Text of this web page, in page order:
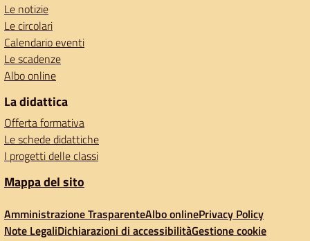
Le notizie
Le circolari
Calendario eventi
Le scadenze
Albo online
La didattica
Offerta formativa
Le schede didattiche
I progetti delle classi
Mappa del sito
Amministrazione TrasparenteAlbo onlinePrivacy Policy
Note LegaliDichiarazioni di accessibilitàGestione cookie